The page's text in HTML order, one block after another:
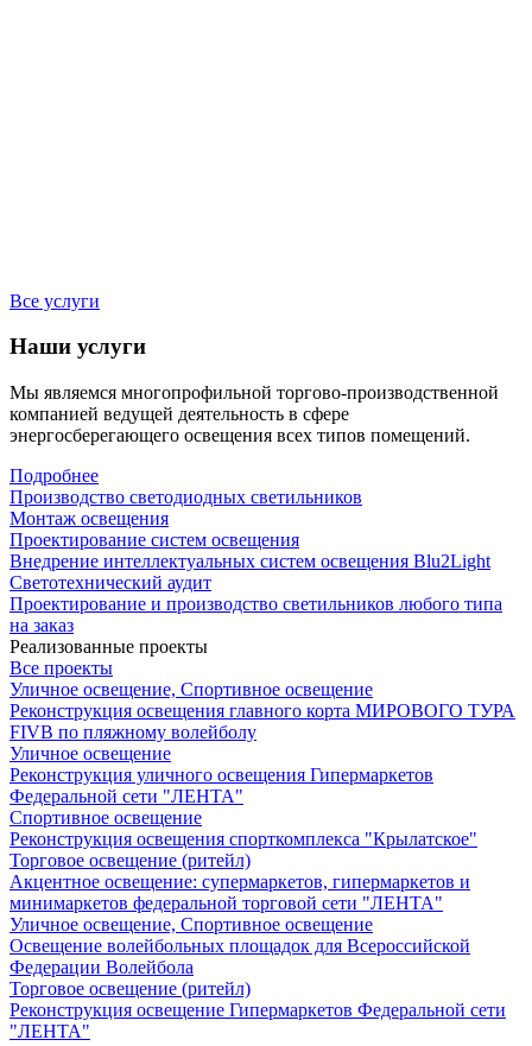
Все услуги
Наши услуги
Мы являемся многопрофильной торгово-производственной
компанией ведущей деятельность в сфере
энергосберегающего освещения всех типов помещений.
Подробнее
Производство светодиодных светильников
Монтаж освещения
Проектирование систем освещения
Внедрение интеллектуальных систем освещения Blu2Light
Светотехнический аудит
Проектирование и производство светильников любого типа
на заказ
Реализованные проекты
Все проекты
Уличное освещение, Спортивное освещение
Реконструкция освещения главного корта МИРОВОГО ТУРА
FIVB по пляжному волейболу
Уличное освещение
Реконструкция уличного освещения Гипермаркетов
Федеральной сети "ЛЕНТА"
Спортивное освещение
Реконструкция освещения спорткомплекса "Крылатское"
Торговое освещение (ритейл)
Акцентное освещение: супермаркетов, гипермаркетов и
минимаркетов федеральной торговой сети "ЛЕНТА"
Уличное освещение, Спортивное освещение
Освещение волейбольных площадок для Всероссийской
Федерации Волейбола
Торговое освещение (ритейл)
Реконструкция освещение Гипермаркетов Федеральной сети
"ЛЕНТА"